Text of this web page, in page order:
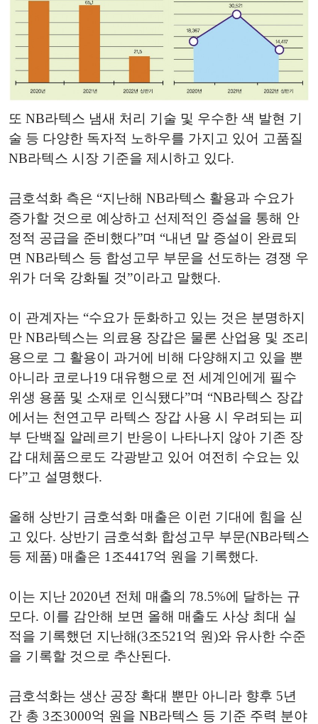
또 NB라텍스 냄새 처리 기술 및 우수한 색 발현 기
술 등 다양한 독자적 노하우를 가지고 있어 고품질
NB라텍스 시장 기준을 제시하고 있다.
금호석화 측은 “지난해 NB라텍스 활용과 수요가
증가할 것으로 예상하고 선제적인 증설을 통해 안
정적 공급을 준비했다”며 “내년 말 증설이 완료되
면 NB라텍스 등 합성고무 부문을 선도하는 경쟁 우
위가 더욱 강화될 것”이라고 말했다.
이 관계자는 “수요가 둔화하고 있는 것은 분명하지
만 NB라텍스는 의료용 장갑은 물론 산업용 및 조리
용으로 그 활용이 과거에 비해 다양해지고 있을 뿐
아니라 코로나19 대유행으로 전 세계인에게 필수
위생 용품 및 소재로 인식됐다”며 “NB라텍스 장갑
에서는 천연고무 라텍스 장갑 사용 시 우려되는 피
부 단백질 알레르기 반응이 나타나지 않아 기존 장
갑 대체품으로도 각광받고 있어 여전히 수요는 있
다”고 설명했다.
올해 상반기 금호석화 매출은 이런 기대에 힘을 싣
고 있다. 상반기 금호석화 합성고무 부문(NB라텍스
등 제품) 매출은 1조4417억 원을 기록했다.
이는 지난 2020년 전체 매출의 78.5%에 달하는 규
모다. 이를 감안해 보면 올해 매출도 사상 최대 실
적을 기록했던 지난해(3조521억 원)와 유사한 수준
을 기록할 것으로 추산된다.
금호석화는 생산 공장 확대 뿐만 아니라 향후 5년
간 총 3조3000억 원을 NB라텍스 등 기준 주력 분야